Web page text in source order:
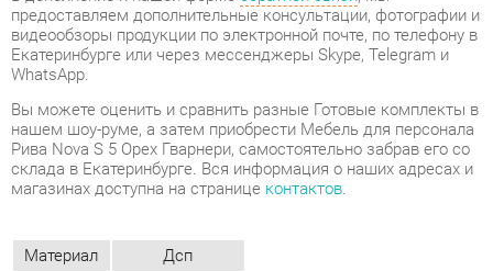
Вы можете оценить и сравнить разные Готовые комплекты в
нашем шоу-руме, а затем приобрести Мебель для персонала
Рива Nova S 5 Орех Гварнери, самостоятельно забрав его со
склада в Екатеринбурге. Вся информация о наших адресах и
магазинах доступна на странице
Материал
Дсп
Цвет
Орех гварнери
ОТЗЫВЫ